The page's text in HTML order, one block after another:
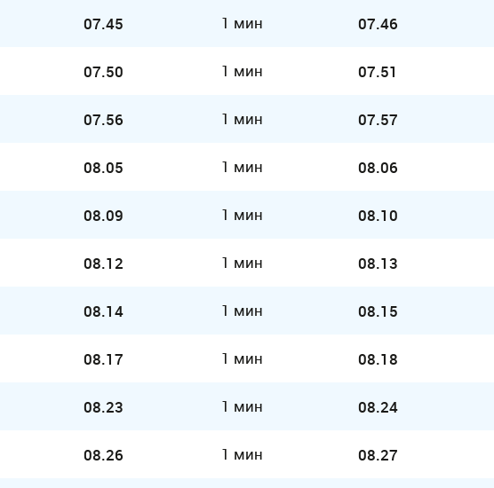
07.45 1 мин 07.46
07.50 1 мин 07.51
07.56 1 мин 07.57
08.05 1 мин 08.06
08.09 1 мин 08.10
08.12 1 мин 08.13
08.14 1 мин 08.15
08.17 1 мин 08.18
08.23 1 мин 08.24
08.26 1 мин 08.27